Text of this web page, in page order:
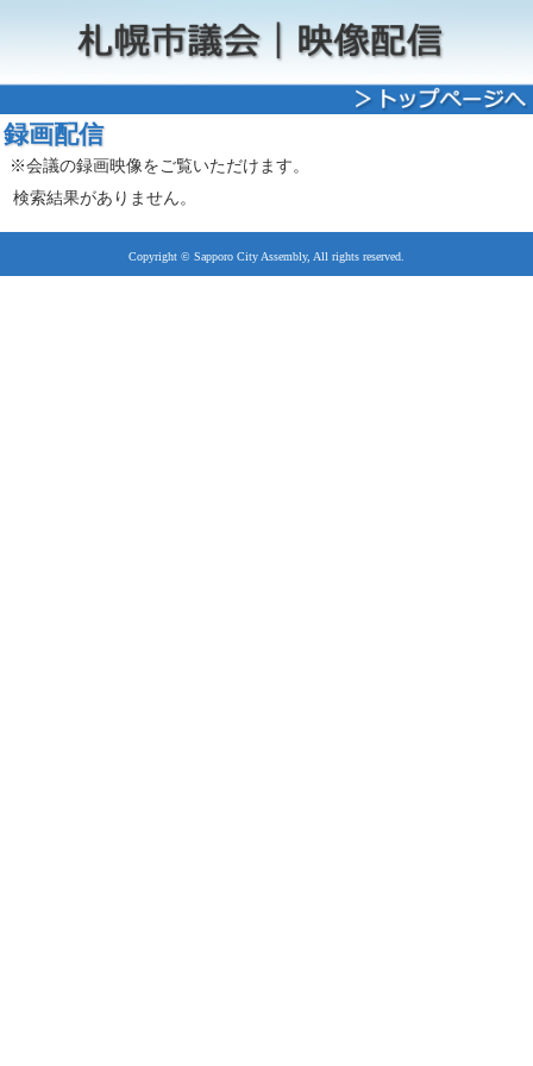
録画配信
※会議の録画映像をご覧いただけます。
検索結果がありません。
Copyright © Sapporo City Assembly, All rights reserved.